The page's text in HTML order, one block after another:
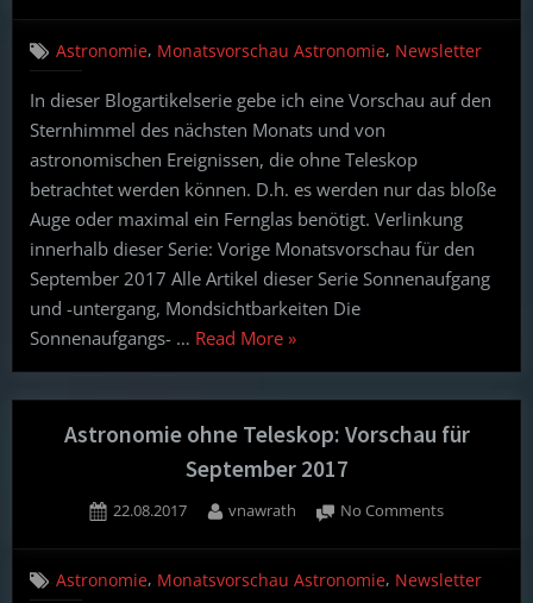
Teleskop:
für
Astronomie, Monatsvorschau Astronomie, Newsletter
In dieser Blogartikelserie gebe ich eine Vorschau auf den
Sternhimmel des nächsten Monats und von
astronomischen Ereignissen, die ohne Teleskop
betrachtet werden können. D.h. es werden nur das bloße
Auge oder maximal ein Fernglas benötigt. Verlinkung
innerhalb dieser Serie: Vorige Monatsvorschau für den
September 2017 Alle Artikel dieser Serie Sonnenaufgang
und -untergang, Mondsichtbarkeiten Die
Sonnenaufgangs- … Read More“Astronomie
ohne
Teleskop:
Vorschau
für
2017”
»
Astronomie ohne Teleskop: Vorschau für
September 2017
Posted
22.08.2017 By
vnawrath No Commentson
Teleskop:
Astronomie, Monatsvorschau Astronomie, Newsletter